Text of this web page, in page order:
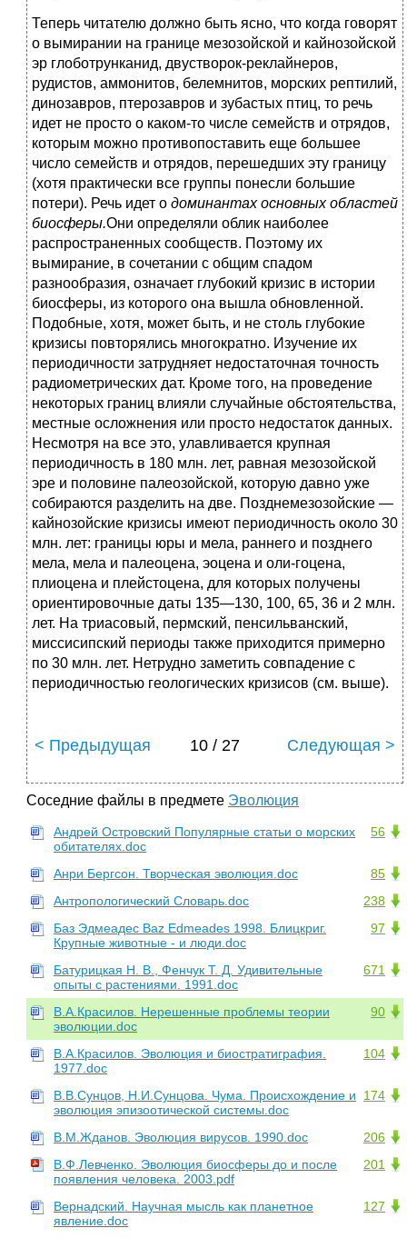
Теперь читателю должно быть ясно, что когда говорят
о вымирании на границе мезозойской и кайнозойской
эр глоботрунканид, двустворок-реклайнеров,
рудистов, аммонитов, белемнитов, морских рептилий,
динозавров, птерозавров и зубастых птиц, то речь
идет не просто о каком-то числе семейств и отрядов,
которым можно противопоставить еще большее
число семейств и отрядов, перешедших эту границу
(хотя практически все группы понесли большие
потери). Речь идет о доминантах основных областей
биосферы.Они определяли облик наиболее
распространенных сообществ. Поэтому их
вымирание, в сочетании с общим спадом
разнообразия, означает глубокий кризис в истории
биосферы, из которого она вышла обновленной.
Подобные, хотя, может быть, и не столь глубокие
кризисы повторялись многократно. Изучение их
периодичности затрудняет недостаточная точность
радиометрических дат. Кроме того, на проведение
некоторых границ влияли случайные обстоятельства,
местные осложнения или просто недостаток данных.
Несмотря на все это, улавливается крупная
периодичность в 180 млн. лет, равная мезозойской
эре и половине палеозойской, которую давно уже
собираются разделить на две. Позднемезозойские —
кайнозойские кризисы имеют периодичность около 30
млн. лет: границы юры и мела, раннего и позднего
мела, мела и палеоцена, эоцена и оли-гоцена,
плиоцена и плейстоцена, для которых получены
ориентировочные даты 135—130, 100, 65, 36 и 2 млн.
лет. На триасовый, пермский, пенсильванский,
миссисипский периоды также приходится примерно
по 30 млн. лет. Нетрудно заметить совпадение с
периодичностью геологических кризисов (см. выше).
< Предыдущая 10 / 27 Следующая >
Соседние файлы в предмете Эволюция
56
Андрей Островский Популярные статьи о морских
обитателях.doc
85
Анри Бергсон. Творческая эволюция.doc
238
Антропологический Словарь.doc
97
Баз Эдмеадес Baz Edmeades 1998. Блицкриг.
Крупные животные - и люди.doc
671
Батурицкая Н. В., Фенчук Т. Д. Удивительные
опыты с растениями. 1991.doc
90
В.А.Красилов. Нерешенные проблемы теории
эволюции.doc
104
В.А.Красилов. Эволюция и биостратиграфия.
1977.doc
174
В.В.Сунцов, Н.И.Сунцова. Чума. Происхождение и
эволюция эпизоотической системы.doc
206
В.М.Жданов. Эволюция вирусов. 1990.doc
201
В.Ф.Левченко. Эволюция биосферы до и после
появления человека. 2003.pdf
127
Вернадский. Научная мысль как планетное
явление.doc